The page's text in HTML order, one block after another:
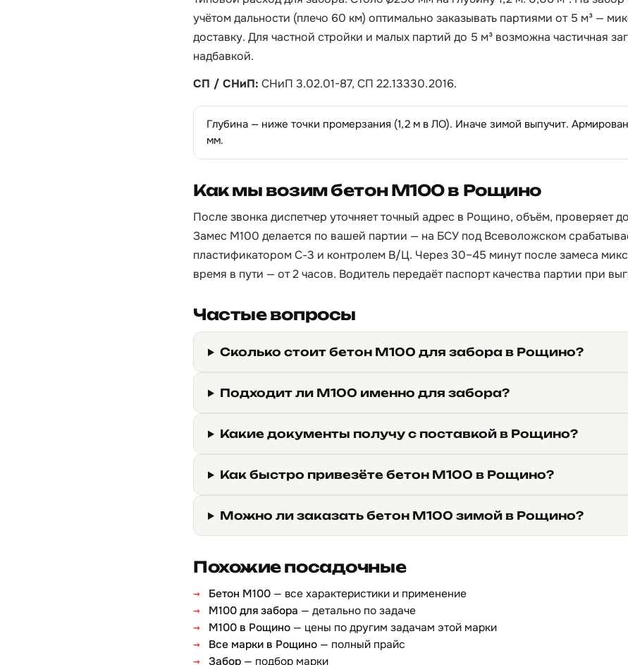
учётом дальности (плечо 60 км) оптимально заказывать партиями от 5 м³ —
доставку. Для частной стройки и малых партий до 5 м³ возможна частичная
надбавкой.
СП / СНиП: СНиП 3.02.01-87, СП 22.13330.2016.
Глубина — ниже точки промерзания (1,2 м в ЛО). Иначе зимой выпучит.
мм.
Как мы возим бетон М100 в Рощино
После звонка диспетчер уточняет точный адрес в Рощино, объём, проверяет
Замес М100 делается по вашей партии — на БСУ под Всеволожском
пластификатором С-3 и контролем В/Ц. Через 30–45 минут после замеса
время в пути — от 2 часов. Водитель передаёт паспорт качества партии при
Частые вопросы
Сколько стоит бетон М100 для забора в Рощино?
Подходит ли М100 именно для забора?
Какие документы получу с поставкой в Рощино?
Как быстро привезёте бетон М100 в Рощино?
Можно ли заказать бетон М100 зимой в Рощино?
Похожие посадочные
Бетон М100 — все характеристики и применение
М100 для забора — детально по задаче
М100 в Рощино — цены по другим задачам этой марки
Все марки в Рощино — полный прайс
Забор — подбор марки